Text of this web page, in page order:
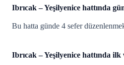
Ibrıcak – Yeşilyenice hattında
Bu hatta günde 4 sefer
Ibrıcak – Yeşilyenice hattında